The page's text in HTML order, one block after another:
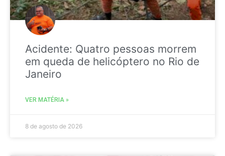
Acidente: Quatro pessoas morrem
em queda de helicóptero no Rio de
Janeiro
VER MATÉRIA »
8 de agosto de 2026